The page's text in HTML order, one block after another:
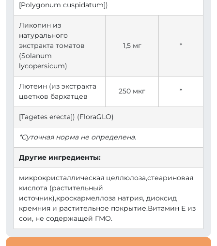
[Polygonum cuspidatum])
Ликопин из
натурального
экстракта томатов
(Solanum
lycopersicum)
1,5 мг *
Лютеин (из экстракта
цветков бархатцев
250 мкг *
[Tagetes erecta]) (FloraGLO)
*Суточная норма не определена.
Другие ингредиенты:
микрокристаллическая целлюлоза,стеариновая
кислота (растительный
источник),кроскармеллоза натрия, диоксид
кремния и растительное покрытие.Витамин Е из
сои, не содержащей ГМО.